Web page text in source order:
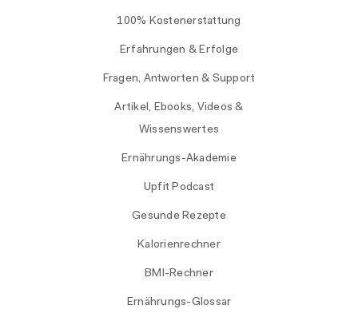
100% Kostenerstattung
Erfahrungen & Erfolge
Fragen, Antworten & Support
Artikel, Ebooks, Videos &
Wissenswertes
Ernährungs-Akademie
Upfit Podcast
Gesunde Rezepte
Kalorienrechner
BMI-Rechner
Ernährungs-Glossar